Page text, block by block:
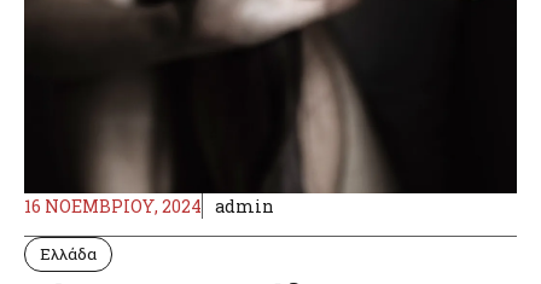
16 ΝΟΕΜΒΡΊΟΥ, 2024 admin
Ελλάδα